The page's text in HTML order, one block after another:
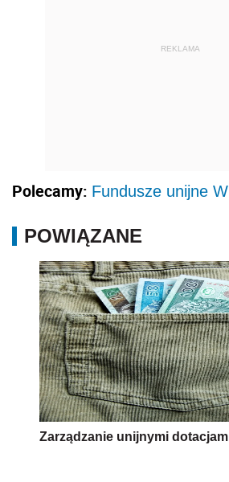
REKLAMA
Polecamy: Fundusze unijne
POWIĄZANE
Zarządzanie unijnymi